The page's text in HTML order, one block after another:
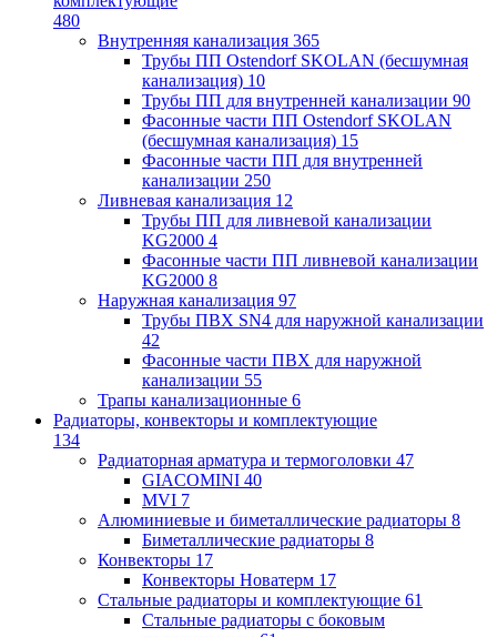
480
Внутренняя канализация 365
Трубы ПП Ostendorf SKOLAN (бесшумная
канализация) 10
Трубы ПП для внутренней канализации 90
Фасонные части ПП Ostendorf SKOLAN
(бесшумная канализация) 15
Фасонные части ПП для внутренней
канализации 250
Ливневая канализация 12
Трубы ПП для ливневой канализации
KG2000 4
Фасонные части ПП ливневой канализации
KG2000 8
Наружная канализация 97
Трубы ПВХ SN4 для наружной канализации
42
Фасонные части ПВХ для наружной
канализации 55
Трапы канализационные 6
Радиаторы, конвекторы и комплектующие
134
Радиаторная арматура и термоголовки 47
GIACOMINI 40
MVI 7
Алюминиевые и биметаллические радиаторы 8
Биметаллические радиаторы 8
Конвекторы 17
Конвекторы Новатерм 17
Стальные радиаторы и комплектующие 61
Стальные радиаторы с боковым